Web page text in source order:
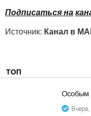
Подписаться на
Источник: Канал в
ТОП
Особым